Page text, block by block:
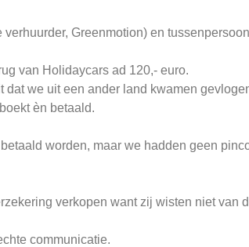
Greenmotion) en
van Holidaycars ad 120,- euro.
dat we uit een ander land kwamen
èn betaald.
worden, maar we hadden geen
verkopen want zij wisten niet van
communicatie.